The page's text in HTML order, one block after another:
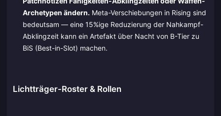
Archetypen ändern. Meta-Verschiebungen in Rising sind
bedeutsam — eine 15%ige Reduzierung der Nahkampf-
Abklingzeit kann ein Artefakt über Nacht von B-Tier zu
BiS (Best-in-Slot) machen.
Lichtträger-Roster & Rollen